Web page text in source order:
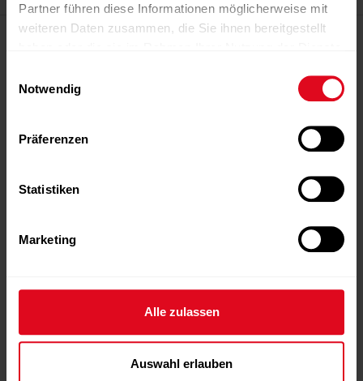
Partner führen diese Informationen möglicherweise mit
weiteren Daten zusammen, die Sie ihnen bereitgestellt
Notwendig
Präferenzen
Statistiken
Marketing
Alle zulassen
Auswahl erlauben
Magazin
Abonnement
Über uns
Über uns
Team